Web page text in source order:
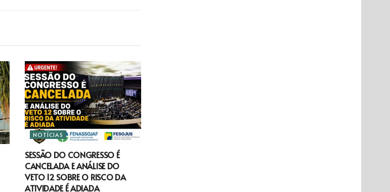
NOTÍCIAS
SESSÃO DO CONGRESSO É
CANCELADA E ANÁLISE DO
VETO 12 SOBRE O RISCO DA
ATIVIDADE É ADIADA